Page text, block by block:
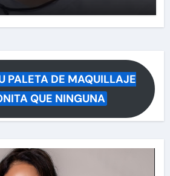
PALETA DE MAQUILLAJE
QUE NINGUNA